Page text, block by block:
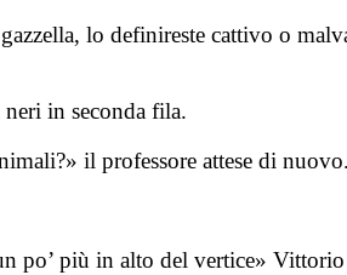
lo definireste cattivo o
neri in seconda fila.
il professore attese di
po’ più in alto del vertice»